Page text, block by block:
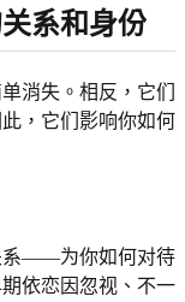
系和身份
消失。相反，它们
，它们影响你如何
系——为你如何对待
依恋因忽视、不一